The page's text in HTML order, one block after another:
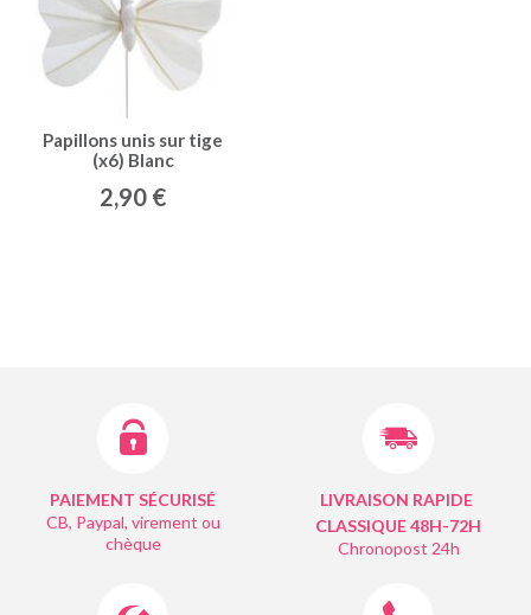
Papillons unis sur tige
(x6) Blanc
2,90 €
PAIEMENT SÉCURISÉ
CB, Paypal, virement ou
chèque
LIVRAISON RAPIDE
CLASSIQUE 48H-72H
Chronopost 24h